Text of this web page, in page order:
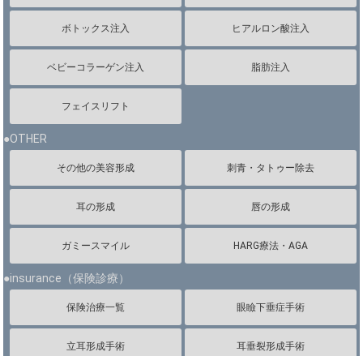
ボトックス注入 ヒアルロン酸注入
ベビーコラーゲン注入 脂肪注入
フェイスリフト
●OTHER
その他の美容形成 刺青・タトゥー除去
耳の形成 唇の形成
ガミースマイル HARG療法・AGA
●insurance（保険診療）
保険治療一覧 眼瞼下垂症手術
立耳形成手術 耳垂裂形成手術